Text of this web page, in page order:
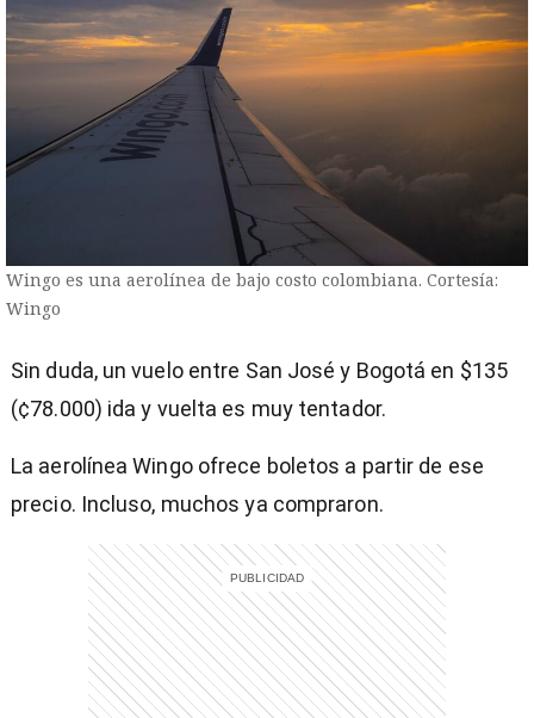
Wingo es una aerolínea de bajo costo colombiana. Cortesía:
Wingo
Sin duda, un vuelo entre San José y Bogotá en $135
(¢78.000) ida y vuelta es muy tentador.
La aerolínea Wingo ofrece boletos a partir de ese
precio. Incluso, muchos ya compraron.